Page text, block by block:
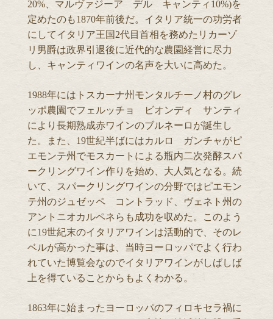
20%、マルヴァジーア デル キャンティ10%)を
定めたのも1870年前後だ。イタリア統一の功労者
にしてイタリア王国2代目首相を務めたリカーゾ
リ男爵は政界引退後に近代的な農園経営に尽力
し、キャンティワインの名声を大いに高めた。
1988年にはトスカーナ州モンタルチーノ村のグレ
ッポ農園でフェルッチョ ビオンディ サンティ
により長期熟成赤ワインのブルネーロが誕生し
た。また、19世紀半ばにはカルロ ガンチャがピ
エモンテ州でモスカートによる瓶内二次発酵スパ
ークリングワイン作りを始め、大人気となる。続
いて、スパークリングワインの分野ではピエモン
テ州のジュゼッペ コントラッド、ヴェネト州の
アントニオカルペネらも成功を収めた。このよう
に19世紀末のイタリアワインは活動的で、そのレ
ベルが高かった事は、当時ヨーロッパでよく行わ
れていた博覧会なのでイタリアワインがしばしば
上を得ていることからもよくわかる。
1863年に始まったヨーロッパのフィロキセラ禍に